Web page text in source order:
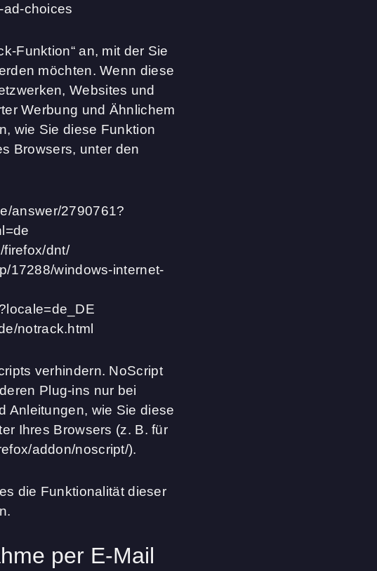
ad-choices
Funktion“ an, mit der Sie
möchten. Wenn diese
Websites und
Werbung und Ähnlichem
wie Sie diese Funktion
Browsers, unter den
answer/2790761?
firefox/dnt/
17288/windows-internet-
notrack.html
verhindern. NoScript
Plug-ins nur bei
Anleitungen, wie Sie diese
Ihres Browsers (z. B. für
addon/noscript/).
die Funktionalität dieser
per E-Mail